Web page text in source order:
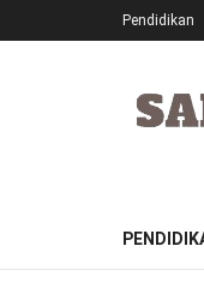
Pendidikan